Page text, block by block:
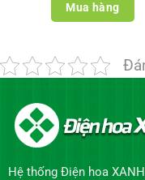
Mua hàng
Hệ thống Điện hoa